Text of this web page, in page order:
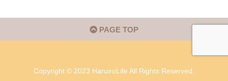
PAGE TOP
Copyright © 2023 HaruiroLife All Rights Reserved.